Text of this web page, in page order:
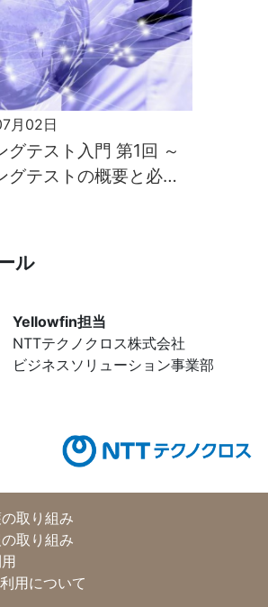
月02日
グテスト入門 第1回 ～
グテストの概要と必要
ル
Yellowfin担当
NTTテクノクロス株式会社
ビジネスソリューション事業部
取り組み
取り組み
用について